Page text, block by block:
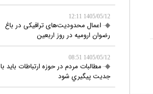
1405/05/12 12:11
اعمال محدودیت‌های ترافیکی در باغ
رضوان ارومیه در روز اربعین
1405/05/12 08:51
مطالبات مردم در حوزه ارتباطات بايد با
جديت پيگيري شود